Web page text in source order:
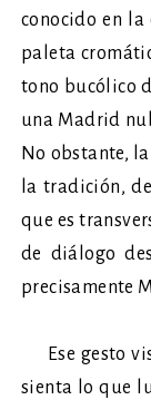
conocido en la
paleta
tono bucólico
una Madrid
No obstante,
la tradición,
que es
de diálogo
precisamente
Ese gesto
sienta lo que